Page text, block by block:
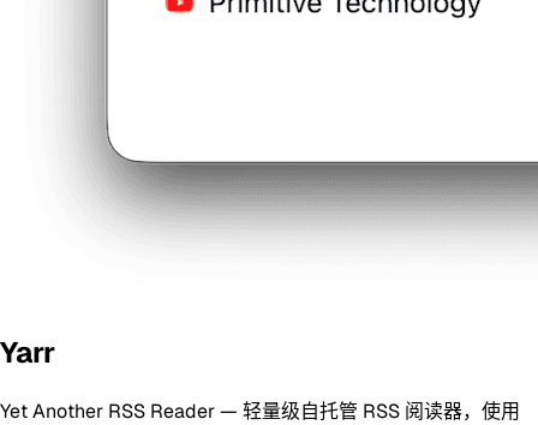
Yarr
Yet Another RSS Reader — 轻量级自托管 RSS 阅读器，使用